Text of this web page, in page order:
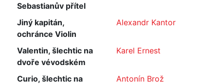
Sebastianův přítel
Jiný kapitán,
ochránce Violin
Alexandr Kantor
Valentin, šlechtic na
dvoře vévodském
Karel Ernest
Curio, šlechtic na
Antonín Brož